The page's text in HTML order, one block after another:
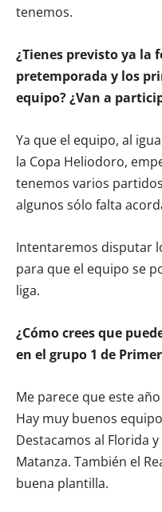
tenemos.
¿Tienes previsto ya la
pretemporada y los
equipo? ¿Van a
Ya que el equipo, al
la Copa Heliodoro,
tenemos varios
algunos sólo falta
Intentaremos disputar
para que el equipo se
liga.
¿Cómo crees que
en el grupo 1 de
Me parece que este
Hay muy buenos
Destacamos al Florida
Matanza. También el
buena plantilla.